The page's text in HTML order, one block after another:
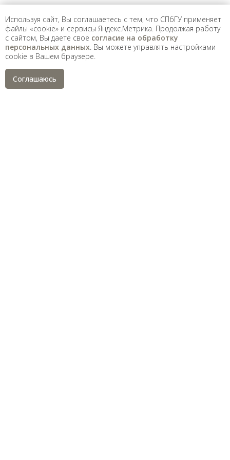
опубликованы архивные материалы с упоминанием
физических и юридических лиц, включенных
Политика СПбГУ в отношении обработки
персональных данных
Saint Petersburg State University © 2026
2026
Используя сайт, Вы соглашаетесь с тем, что СПбГУ применяет
файлы «cookie» и сервисы Яндекс.Метрика. Продолжая работу
с сайтом, Вы даете свое согласие на обработку
персональных данных . Вы можете управлять настройками
cookie в Вашем браузере.
Соглашаюсь